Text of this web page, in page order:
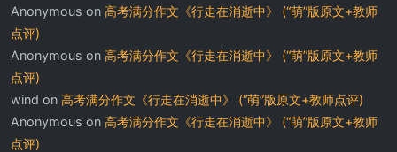
Anonymous on 高考满分作文《行走在消逝中》 (“萌”版原文+教师
点评)
Anonymous on 高考满分作文《行走在消逝中》 (“萌”版原文+教师
点评)
wind on 高考满分作文《行走在消逝中》 (“萌”版原文+教师点评)
Anonymous on 高考满分作文《行走在消逝中》 (“萌”版原文+教师
点评)